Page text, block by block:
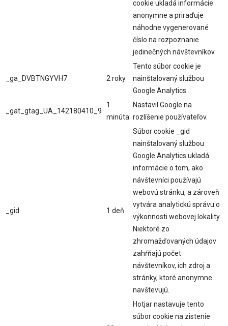
cookie ukladá informácie
anonymne a priraďuje
náhodne vygenerované
číslo na rozpoznanie
jedinečných návštevníkov.
_ga_DVBTNGYVH7 2 roky
Tento súbor cookie je
nainštalovaný službou
Google Analytics.
_gat_gtag_UA_142180410_9
1
minúta
Nastavil Google na
rozlíšenie používateľov.
_gid 1 deň
Súbor cookie _gid
nainštalovaný službou
Google Analytics ukladá
informácie o tom, ako
návštevníci používajú
webovú stránku, a zároveň
vytvára analytickú správu o
výkonnosti webovej lokality.
Niektoré zo
zhromažďovaných údajov
zahŕňajú počet
návštevníkov, ich zdroj a
stránky, ktoré anonymne
navštevujú.
Hotjar nastavuje tento
súbor cookie na zistenie